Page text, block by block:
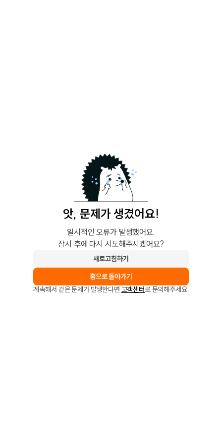
앗, 문제가 생겼어요!
일시적인 오류가 발생했어요.
잠시 후에 다시 시도해주시겠어요?
새로고침하기
홈으로 돌아가기
계속해서 같은 문제가 발생한다면 고객센터로 문의해주세요.